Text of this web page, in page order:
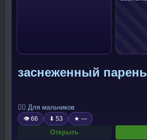
заснеженный парень
🧍‍♂️ Для мальчиков
👁 66 ⬇ 53 ★ —
Открыть